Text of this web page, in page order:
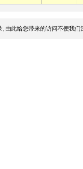
由此给您带来的访问不便我们